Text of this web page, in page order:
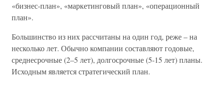
«бизнес-план», «маркетинговый план», «операционный
план».
Большинство из них рассчитаны на один год, реже – на
несколько лет. Обычно компании составляют годовые,
среднесрочные (2–5 лет), долгосрочные (5-15 лет) планы.
Исходным является стратегический план.